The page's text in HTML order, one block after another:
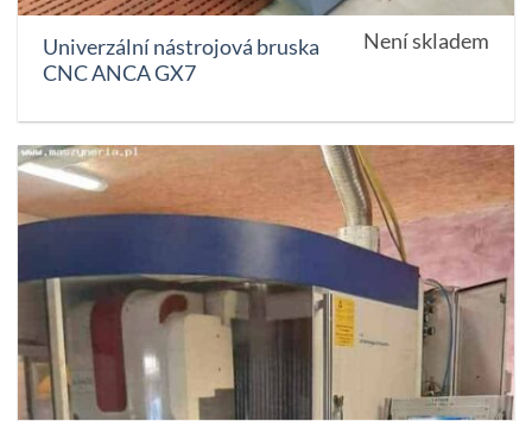
Univerzální nástrojová bruska
CNC ANCA GX7
Není skladem